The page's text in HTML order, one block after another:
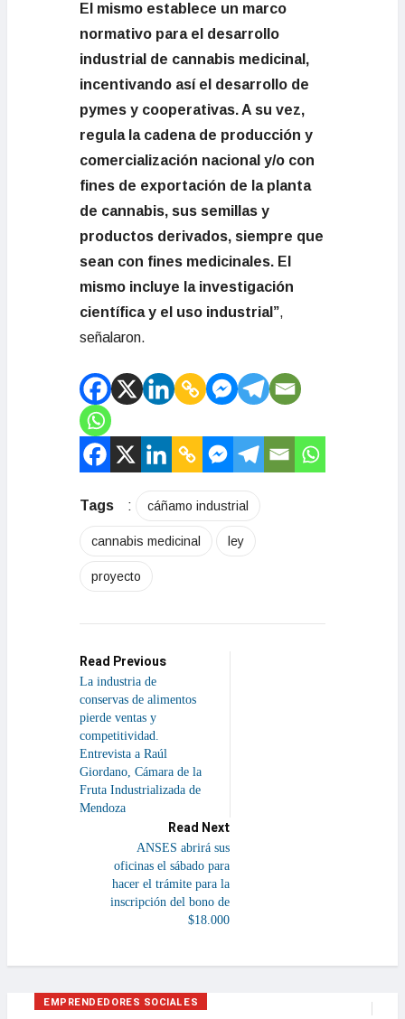
El mismo establece un marco
normativo para el desarrollo
industrial de cannabis medicinal,
incentivando así el desarrollo de
pymes y cooperativas. A su vez,
regula la cadena de producción y
comercialización nacional y/o con
fines de exportación de la planta
de cannabis, sus semillas y
productos derivados, siempre que
sean con fines medicinales. El
mismo incluye la investigación
científica y el uso industrial”,
señalaron.
Tags : cáñamo industrial
cannabis medicinal ley
proyecto
Read Previous
La industria de
conservas de alimentos
pierde ventas y
competitividad.
Entrevista a Raúl
Giordano, Cámara de la
Fruta Industrializada de
Mendoza
Read Next
ANSES abrirá sus
oficinas el sábado para
hacer el trámite para la
inscripción del bono de
$18.000
CONSUMO
OPINIÓN
INDUSTRIA
EMPRENDEDORES SOCIALES
EMPRENDEDORES SOCIALES